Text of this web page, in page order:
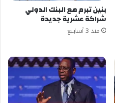
بنين تبرم مع البنك الدولي
شراكة عشرية جديدة
منذ 3 أسابيع